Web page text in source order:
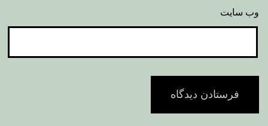
وب‌ سایت